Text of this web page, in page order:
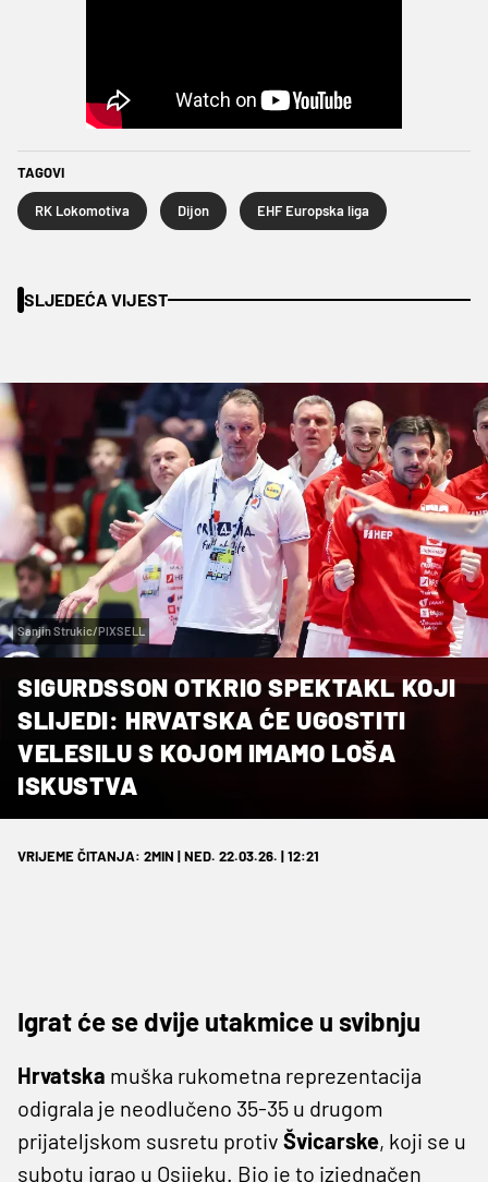
TAGOVI
RK Lokomotiva Dijon EHF Europska liga
SLJEDEĆA VIJEST
Sanjin Strukic/PIXSELL
SIGURDSSON OTKRIO SPEKTAKL KOJI
SLIJEDI: HRVATSKA ĆE UGOSTITI
VELESILU S KOJOM IMAMO LOŠA
ISKUSTVA
VRIJEME ČITANJA: 2MIN | NED. 22.03.26. | 12:21
Igrat će se dvije utakmice u svibnju
Hrvatska muška rukometna reprezentacija
odigrala je neodlučeno 35-35 u drugom
prijateljskom susretu protiv Švicarske, koji se u
subotu igrao u Osijeku. Bio je to izjednačen